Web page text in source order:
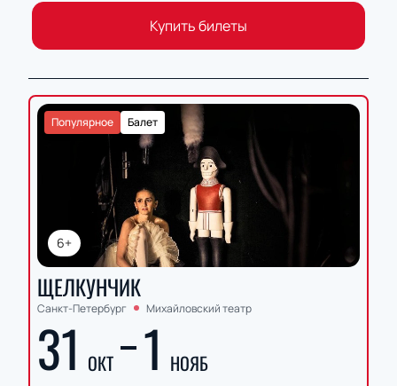
Купить билеты
6+
Балет
Популярное
ЩЕЛКУНЧИК
Санкт-Петербург Михайловский театр
31 ОКТ 1 НОЯБ